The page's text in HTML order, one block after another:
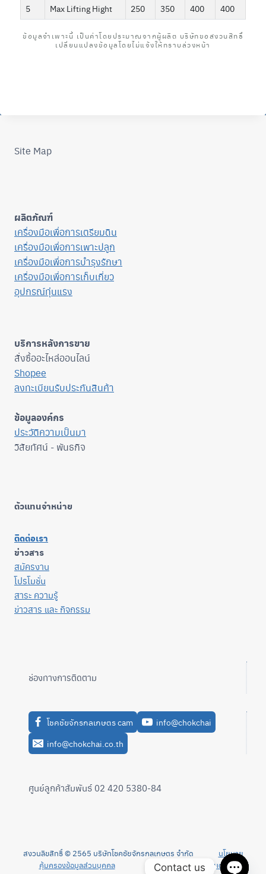
5
Max Lifting Hight 250 350 400 400
ข้อมูลจำเพาะนี้ เป็นค่าโดยประมาณจากผู้ผลิต บริษัทขอสงวนสิทธิ์
เปลี่ยนแปลงข้อมูลโดยไม่แจ้งให้ทราบล่วงหน้า
Site Map
ผลิตภัณฑ์
เครื่องมือเพื่อการเตรียมดิน
เครื่องมือเพื่อการเพาะปลูก
เครื่องมือเพื่อการบำรุงรักษา
เครื่องมือเพื่อการเก็บเกี่ยว
อุปกรณ์ทุ่นแรง
บริการหลังการขาย
สั่งซื้ออะไหล่ออนไลน์
Shopee
ลงทะเบียนรับประกันสินค้า
ข้อมูลองค์กร
ประวัติความเป็นมา
วิสัยทัศน์ - พันธกิจ
ตัวแทนจำหน่าย
ติดต่อเรา
ข่าวสาร
สมัครงาน
โปรโมชั่น
สาระ ความรู้
ข่าวสาร และ กิจกรรม
ช่องทางการติดตาม
โชคชัยจักรกลเกษตร cam
info@chokchai
info@chokchai.co.th
ศูนย์ลูกค้าสัมพันธ์ 02 420 5380-84
สงวนลิขสิทธิ์ © 2565 บริษัทโชคชัยจักรกลเกษตร จำกัด นโยบาย
คุ้มครองข้อมูลส่วนบุคคล
นโยบายความเป็นส่วนตัว
Contact us